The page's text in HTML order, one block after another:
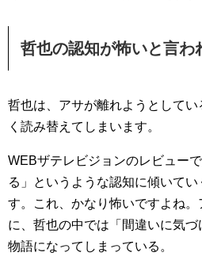
哲也の認知が怖いと言わ
哲也は、アサが離れようとして
く読み替えてしまいます。
WEBザテレビジョンのレビュー
る」というような認知に傾いて
す。これ、かなり怖いですよね
に、哲也の中では「間違いに気づ
物語になってしまっている。